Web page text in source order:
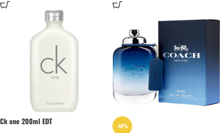
Ck one 200ml EDT
-48%